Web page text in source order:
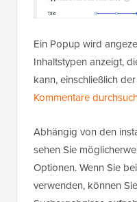
Ein Popup wird
Inhaltstypen anzeigt,
kann, einschließlich
Kommentare
Abhängig von den
sehen Sie
Optionen. Wenn Sie
verwenden, können